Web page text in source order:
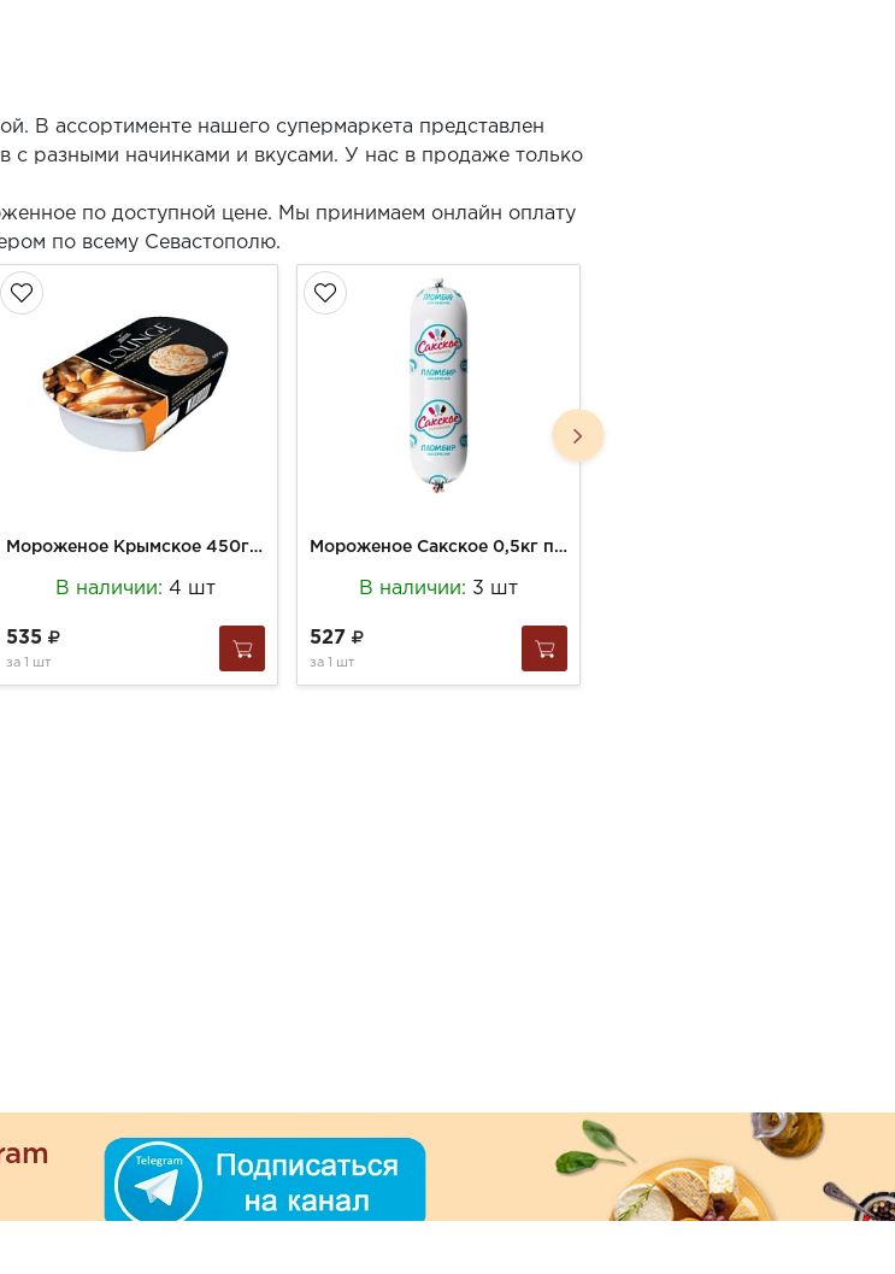
В ассортименте нашего супермаркета представлен
разными начинками и вкусами. У нас в продаже только
по доступной цене. Мы принимаем онлайн оплату
по всему Севастополю.
Мороженое Крымское 450г Лаунж Сливочное Соленая карамель с арахисом (8)
В наличии: 4 шт
535
за 1 шт
Мороженое Сакское 0,5кг пломбир ванильный в семейной упаковке (9)
В наличии: 3 шт
527
за 1 шт